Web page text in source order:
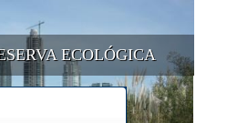
ECOLÓGICA